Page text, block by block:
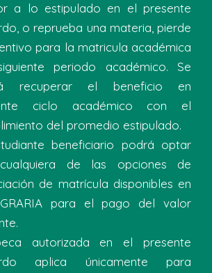
a lo estipulado en el presente
o reprueba una materia, pierde
para la matricula académica
periodo académico. Se
recuperar el beneficio en
ciclo académico con el
del promedio estipulado.
beneficiario podrá optar
de las opciones de
de matrícula disponibles en
para el pago del valor
autorizada en el presente
aplica únicamente para